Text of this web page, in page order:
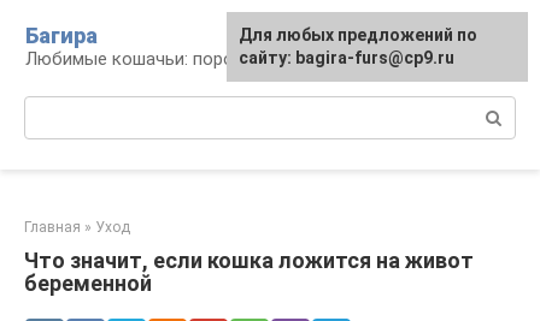
контенту
Багира
Любимые кошачьи: породы, содержание, уход
Главная » Уход
Что значит, если кошка ложится на живот
беременной
Для любых предложений по
сайту: bagira-furs@cp9.ru